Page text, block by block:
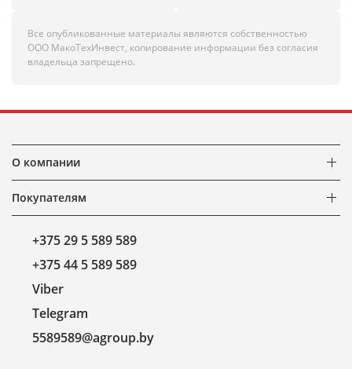
Все опубликованные материалы являются собственностью
ООО МакоТехИнвест, копирование информации без согласия
владельца запрещено.
О компании
Покупателям
+375 29 5 589 589
+375 44 5 589 589
Viber
Telegram
5589589@agroup.by